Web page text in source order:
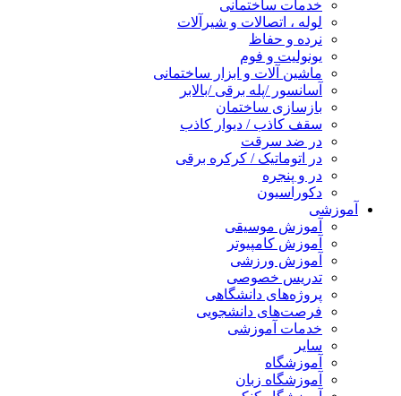
خدمات ساختمانی
لوله ، اتصالات و شیرآلات
نرده و حفاظ
یونولیت و فوم
ماشین آلات و ابزار ساختمانی
آسانسور /پله برقی /بالابر
بازسازی ساختمان
سقف کاذب / دیوار کاذب
در ضد سرقت
در اتوماتیک / کرکره برقی
در و پنجره
دکوراسیون
آموزشی
آموزش موسیقی
آموزش کامپیوتر
آموزش ورزشی
تدریس خصوصی
پروژه‌های دانشگاهی
فرصت‌های دانشجویی
خدمات آموزشی
سایر
آموزشگاه
آموزشگاه زبان